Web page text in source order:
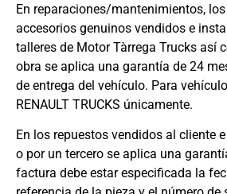
En reparaciones/mantenimientos,
accesorios genuinos vendidos e
talleres de Motor Tàrrega Trucks así
obra se aplica una garantía de 24
de entrega del vehículo. Para
RENAULT TRUCKS únicamente.
En los repuestos vendidos al cliente
o por un tercero se aplica una
factura debe estar especificada la